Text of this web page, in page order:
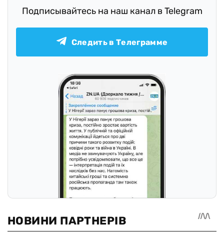
Подписывайтесь на наш канал в Telegram
Следить в Телеграмме